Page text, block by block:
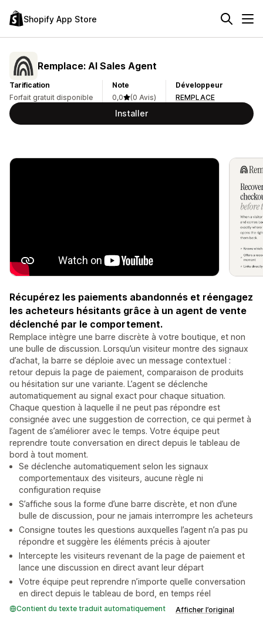
Shopify App Store
Remplace: AI Sales Agent
Tarification
Forfait gratuit disponible
Note
0,0
(0 Avis)
Développeur
REMPLACE
Installer
Récupérez les paiements abandonnés et réengagez
les acheteurs hésitants grâce à un agent de vente
déclenché par le comportement.
Remplace intègre une barre discrète à votre boutique, et non
une bulle de discussion. Lorsqu’un visiteur montre des signaux
d’achat, la barre se déploie avec un message contextuel :
retour depuis la page de paiement, comparaison de produits
ou hésitation sur une variante. L’agent se déclenche
automatiquement au signal exact pour chaque situation.
Chaque question à laquelle il ne peut pas répondre est
consignée avec une suggestion de correction, ce qui permet à
l’agent de s’améliorer avec le temps. Votre équipe peut
reprendre toute conversation en direct depuis le tableau de
bord à tout moment.
Se déclenche automatiquement selon les signaux
comportementaux des visiteurs, aucune règle ni
configuration requise
S’affiche sous la forme d’une barre discrète, et non d’une
bulle de discussion, pour ne jamais interrompre les acheteurs
Consigne toutes les questions auxquelles l’agent n’a pas pu
répondre et suggère les éléments précis à ajouter
Intercepte les visiteurs revenant de la page de paiement et
lance une discussion en direct avant leur départ
Votre équipe peut reprendre n’importe quelle conversation
en direct depuis le tableau de bord, en temps réel
Contient du texte traduit automatiquement Afficher l’original